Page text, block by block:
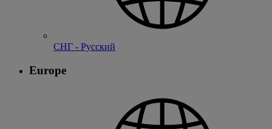
СНГ - Русский
Europe